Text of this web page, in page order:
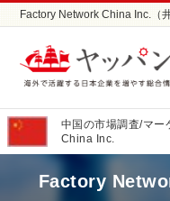
Factory Network China Inc.（
中国の市場調査/マ
China Inc.
Factory